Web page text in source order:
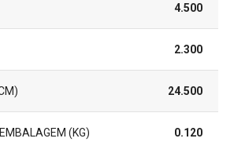
4.500
2.300
24.500
(KG) 0.120